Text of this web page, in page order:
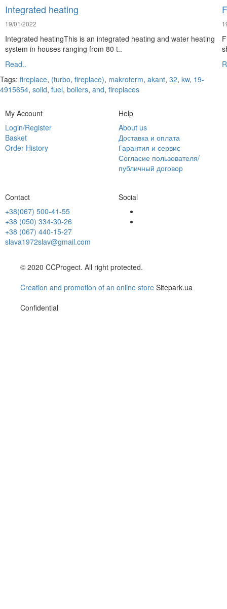
Integrated heating
19/01/2022
Integrated heatingThis is an integrated heating and water heating
system in houses ranging from 80 t..
Read..
Tags: fireplace, (turbo, fireplace), makroterm, akant, 32, kw, 19-
4915654, solid, fuel, boilers, and, fireplaces
My Account
Login/Register
Basket
Order History
Help
About us
Доставка и оплата
Гарантия и сервис
Согласие пользователя/
публичный договор
Contact
+38(067) 500-41-55
+38 (050) 334-30-26
+38 (067) 440-15-27
slava1972slav@gmail.com
Social
© 2020 CCProgect. All right protected.
Creation and promotion of an online store Sitepark.ua
Confidential